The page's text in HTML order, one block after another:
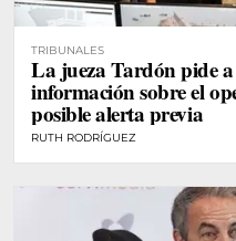
TRIBUNALES
La jueza Tardón pide
información sobre el
posible alerta previa
RUTH RODRÍGUEZ